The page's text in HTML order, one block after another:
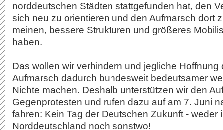
norddeutschen Städten stattgefunden hat, den
sich neu zu orientieren und den Aufmarsch dort
meinen, bessere Strukturen und größeres
haben.
Das wollen wir verhindern und jegliche Hoffnung
Aufmarsch dadurch bundesweit bedeutsamer
Nichte machen. Deshalb unterstützen wir den
Gegenprotesten und rufen dazu auf am 7. Juni
fahren: Kein Tag der Deutschen Zukunft - weder
Norddeutschland noch sonstwo!